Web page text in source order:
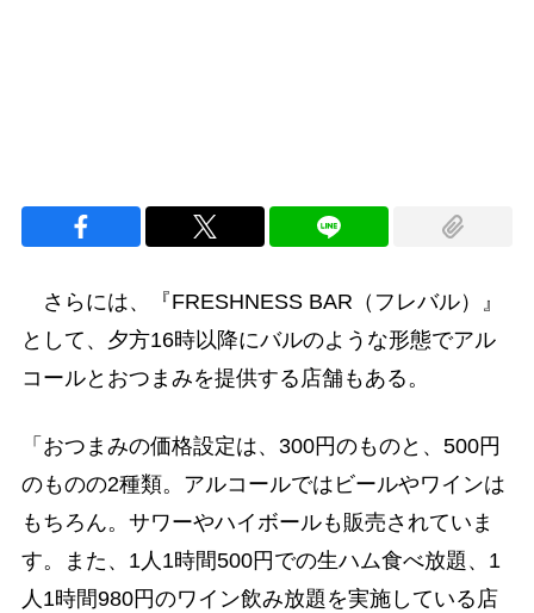
さらには、『FRESHNESS BAR（フレバル）』
として、夕方16時以降にバルのような形態でアル
コールとおつまみを提供する店舗もある。
「おつまみの価格設定は、300円のものと、500円
のものの2種類。アルコールではビールやワインは
もちろん。サワーやハイボールも販売されていま
す。また、1人1時間500円での生ハム食べ放題、1
人1時間980円のワイン飲み放題を実施している店